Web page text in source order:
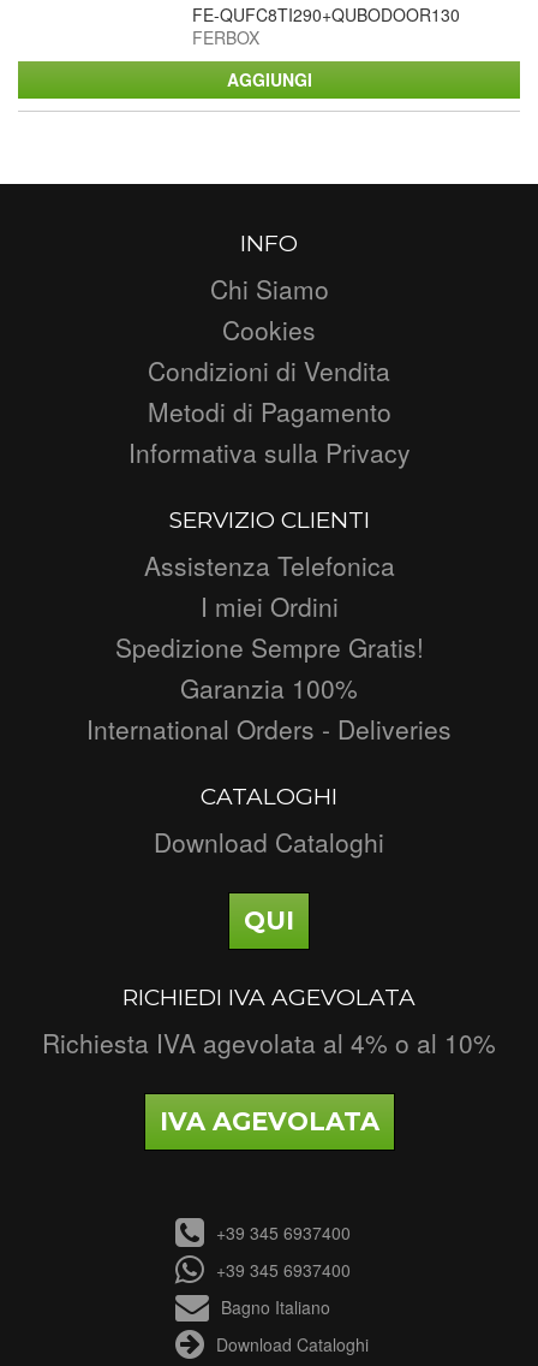
FE-QUFC8TI290+QUBODOOR130
FERBOX
INFO
Chi Siamo
Cookies
Condizioni di Vendita
Metodi di Pagamento
Informativa sulla Privacy
SERVIZIO CLIENTI
Assistenza Telefonica
I miei Ordini
Spedizione Sempre Gratis!
Garanzia 100%
International Orders - Deliveries
CATALOGHI
Download Cataloghi
QUI
RICHIEDI IVA AGEVOLATA
Richiesta IVA agevolata al 4% o al 10%
IVA AGEVOLATA
+39 345 6937400
+39 345 6937400
Bagno Italiano
Download Cataloghi